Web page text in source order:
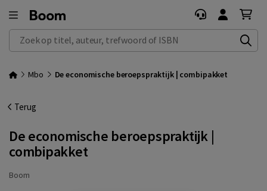
Zoek op titel, auteur, trefwoord of ISBN
Mbo De economische beroepspraktijk | combipakket
Terug
De economische beroepspraktijk |
combipakket
Boom